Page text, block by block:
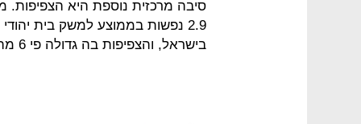
2.9 נפשות בממוצע למשק בית
בישראל, והצפיפות בה גדולה פי 6 מהממוצע בערים בישראל.